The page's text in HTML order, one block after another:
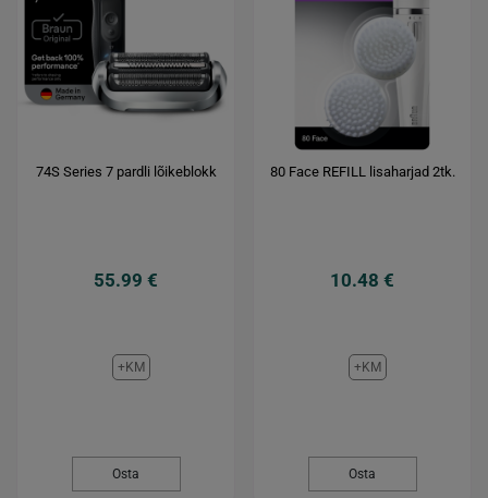
74S Series 7 pardli lõikeblokk
55.99 €
+KM
Osta
80 Face REFILL lisaharjad 2tk.
10.48 €
+KM
Osta